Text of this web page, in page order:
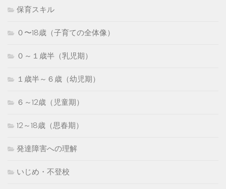
保育スキル
０〜18歳（子育ての全体像）
０～１歳半（乳児期）
１歳半～６歳（幼児期）
６～12歳（児童期）
12～18歳（思春期）
発達障害への理解
いじめ・不登校